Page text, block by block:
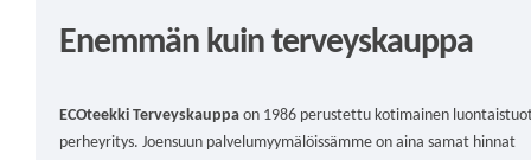
Enemmän kuin terveyskauppa
ECOteekki Terveyskauppa on 1986 perustettu kotimainen
perheyritys. Joensuun palvelumyymälöissämme on aina samat hinnat